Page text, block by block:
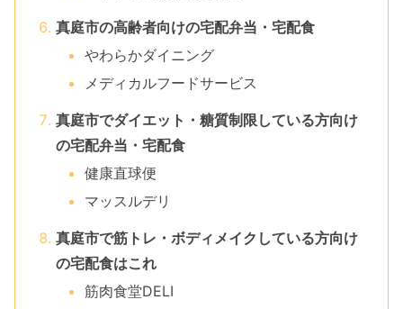
真庭市の高齢者向けの宅配弁当・宅配食
やわらかダイニング
メディカルフードサービス
真庭市でダイエット・糖質制限している方向け
の宅配弁当・宅配食
健康直球便
マッスルデリ
真庭市で筋トレ・ボディメイクしている方向け
の宅配食はこれ
筋肉食堂DELI